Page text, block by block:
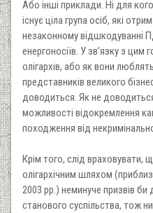
Або інші приклади. Ні для
існує ціла група осіб, які
незаконному відшкодуванні
енергоносіїв. У зв’язку з цим
олігархів, або як вони
представників великого
доводиться. Як не
можливості відокремлення
походження від
Крім того, слід враховувати,
олігархічним шляхом
2003 рр.) неминуче призвів би
станового суспільства, тож